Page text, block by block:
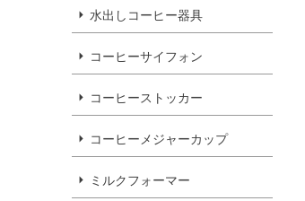
水出しコーヒー器具
コーヒーサイフォン
コーヒーストッカー
コーヒーメジャーカップ
ミルクフォーマー